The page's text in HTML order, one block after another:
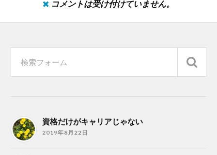
コメントは受け付けていません。
資格だけがキャリアじゃない
2019年8月22日